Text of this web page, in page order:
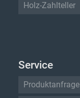
Holz-Zahlteller
Service
Produktanfrage